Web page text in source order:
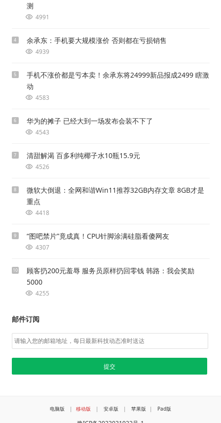
测
4991
4 余承东：手机要大规模涨价 否则都在亏损销售
4939
5
手机不涨价都是亏本卖！余承东将24999新品报成2499 瞎激
动
4583
6 华为的摊子 已经大到一场发布会装不下了
4543
7 清甜解渴 百多利纯椰子水10瓶15.9元
4526
8
微软大倒退：全网和谐Win11推荐32GB内存文章 8GB才是
重点
4418
9 “图吧禁片”竟成真！CPU针脚涂满硅脂看傻网友
4307
10
顾客扔200元羞辱 服务员原样扔回零钱 韩路：我会奖励
5000
4255
邮件订阅
电脑版 | 移动版 | 安卓版 | 苹果版 | Pad版